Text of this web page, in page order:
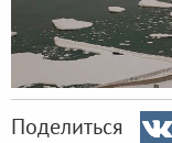
Поделиться